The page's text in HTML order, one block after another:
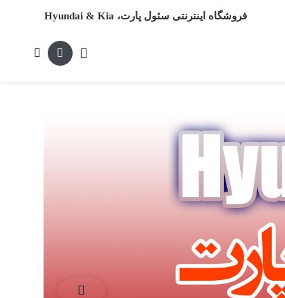
فروشگاه اینترنتی سئول پارت، Hyundai & Kia